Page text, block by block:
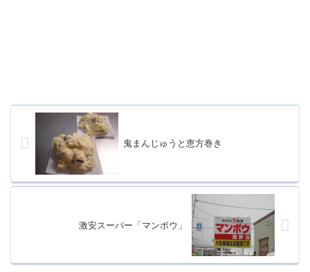
鬼まんじゅうと恵方巻き
激安スーパー「マンボウ」